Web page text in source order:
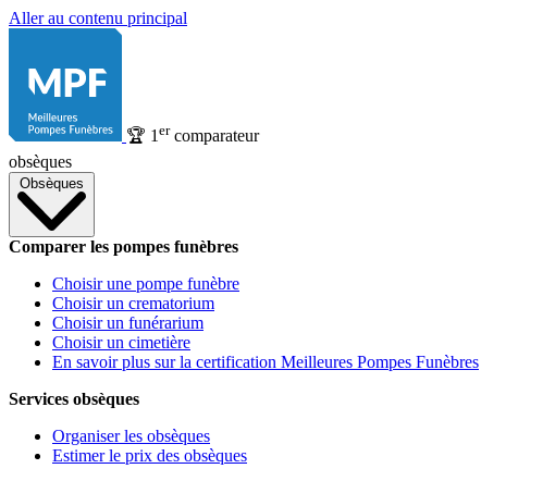
Aller au contenu principal
🏆 1 ercomparateur
obsèques
Obsèques
Comparer les pompes funèbres
Choisir une pompe funèbre
Choisir un crematorium
Choisir un funérarium
Choisir un cimetière
En savoir plus sur la certification Meilleures Pompes Funèbres
Services obsèques
Organiser les obsèques
Estimer le prix des obsèques